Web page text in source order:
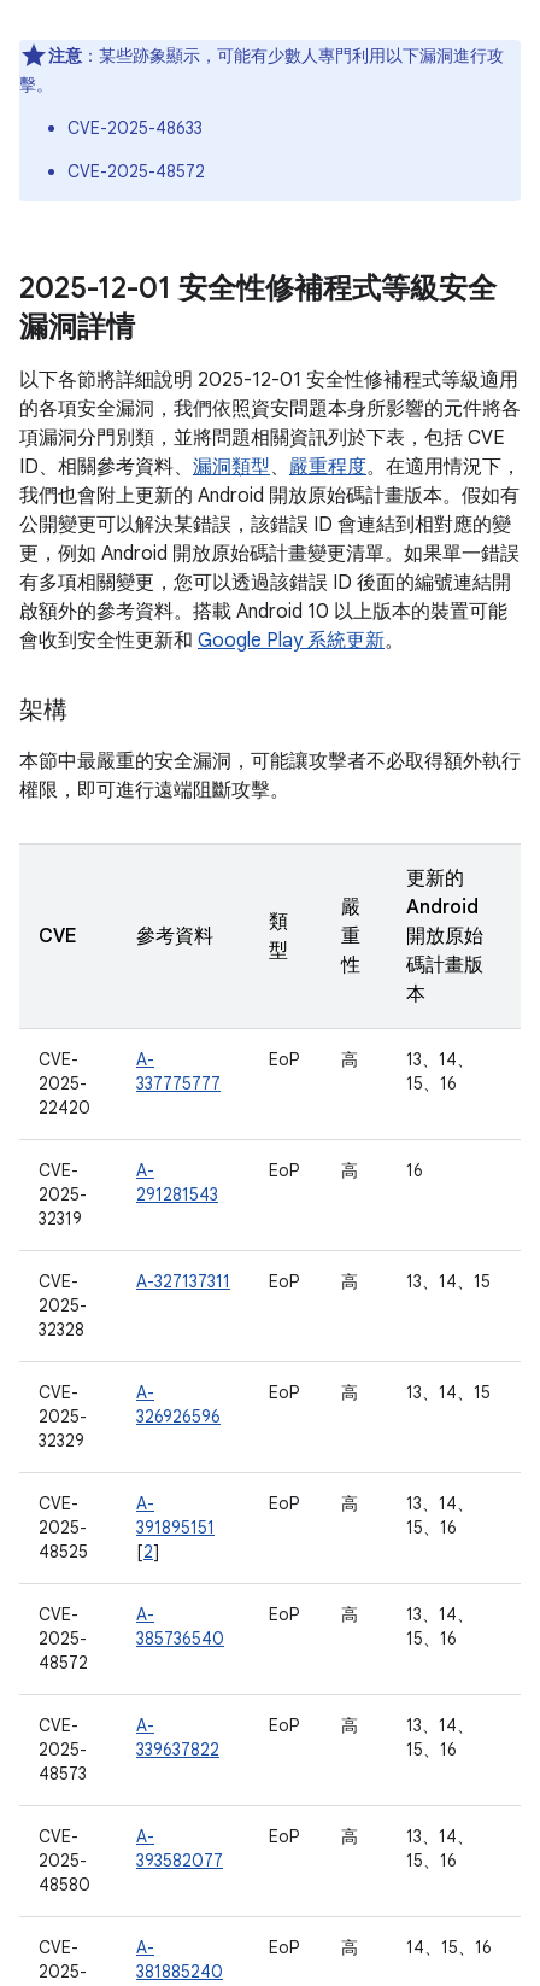
注意 ：某些跡象顯示，可能有少數人專門利用以下漏洞進行攻
擊。
CVE-2025-48633
CVE-2025-48572
2025-12-01 安全性修補程式等級安全
漏洞詳情
以下各節將詳細說明 2025-12-01 安全性修補程式等級適用
的各項安全漏洞，我們依照資安問題本身所影響的元件將各
項漏洞分門別類，並將問題相關資訊列於下表，包括 CVE
ID、相關參考資料、 漏洞類型、 嚴重程度。在適用情況下，
我們也會附上更新的 Android 開放原始碼計畫版本。假如有
公開變更可以解決某錯誤，該錯誤 ID 會連結到相對應的變
更，例如 Android 開放原始碼計畫變更清單。如果單一錯誤
有多項相關變更，您可以透過該錯誤 ID 後面的編號連結開
啟額外的參考資料。搭載 Android 10 以上版本的裝置可能
會收到安全性更新和 Google Play 系統更新。
架構
本節中最嚴重的安全漏洞，可能讓攻擊者不必取得額外執行
權限，即可進行遠端阻斷攻擊。
CVE 參考資料
類
型
嚴
重
性
更新的
Android
開放原始
碼計畫版
本
CVE-
2025-
22420
A-
337775777
EoP 高
13、14、
15、16
CVE-
2025-
32319
A-
291281543
EoP 高 16
CVE-
2025-
32328
A-327137311 EoP 高 13、14、15
CVE-
2025-
32329
A-
326926596
EoP 高 13、14、15
CVE-
2025-
48525
A-
391895151
[2]
EoP 高
13、14、
15、16
CVE-
2025-
48572
A-
385736540
EoP 高
13、14、
15、16
CVE-
2025-
48573
A-
339637822
EoP 高
13、14、
15、16
CVE-
2025-
48580
A-
393582077
EoP 高
13、14、
15、16
CVE-
2025-
A-
381885240
EoP 高 14、15、16